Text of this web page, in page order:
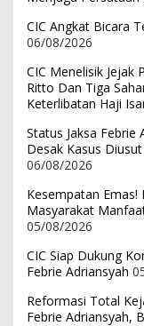
CIC Angkat Bicara
06/08/2026
CIC Menelisik Jejak
Ritto Dan Tiga
Keterlibatan Haji
Status Jaksa Febrie
Desak Kasus
06/08/2026
Kesempatan
Masyarakat
05/08/2026
CIC Siap Dukung
Febrie Adriansyah
Reformasi Total
Febrie Adriansyah,